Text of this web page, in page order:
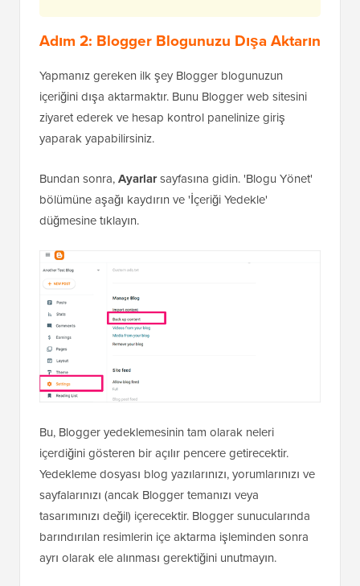
Adım 2: Blogger Blogunuzu Dışa Aktarın
Yapmanız gereken ilk şey Blogger blogunuzun
içeriğini dışa aktarmaktır. Bunu Blogger web sitesini
ziyaret ederek ve hesap kontrol panelinize giriş
yaparak yapabilirsiniz.
Bundan sonra,Ayarlarsayfasına gidin. 'Blogu Yönet'
bölümüne aşağı kaydırın ve 'İçeriği Yedekle'
düğmesine tıklayın.
Bu, Blogger yedeklemesinin tam olarak neleri
içerdiğini gösteren bir açılır pencere getirecektir.
Yedekleme dosyası blog yazılarınızı, yorumlarınızı ve
sayfalarınızı (ancak Blogger temanızı veya
tasarımınızı değil) içerecektir. Blogger sunucularında
barındırılan resimlerin içe aktarma işleminden sonra
ayrı olarak ele alınması gerektiğini unutmayın.